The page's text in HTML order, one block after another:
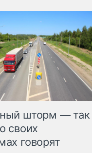
шторм — так
своих
говорят